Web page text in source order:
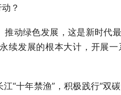
？
动绿色发展，这是新时代
续发展的根本大计，开展
“十年禁渔”，积极践行“双